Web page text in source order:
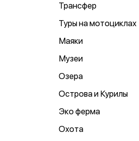
Трансфер
Туры на мотоциклах
Маяки
Музеи
Озера
Острова и Курилы
Эко ферма
Охота